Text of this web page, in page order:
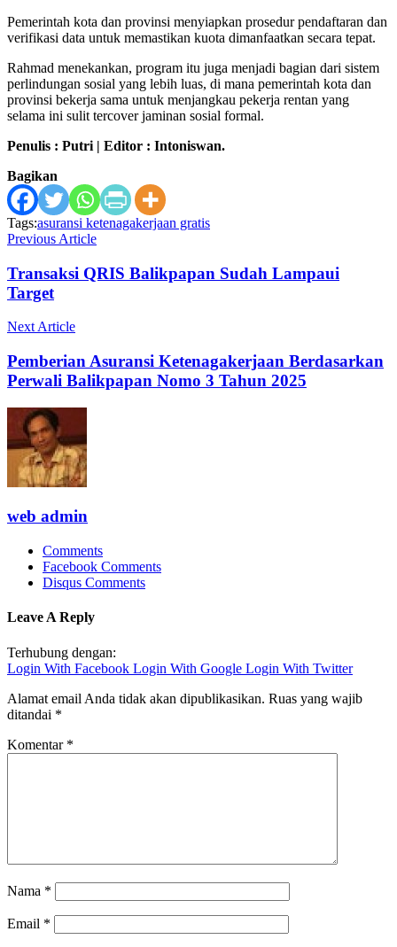
Pemerintah kota dan provinsi menyiapkan prosedur pendaftaran dan
verifikasi data untuk memastikan kuota dimanfaatkan secara tepat.
Rahmad menekankan, program itu juga menjadi bagian dari sistem
perlindungan sosial yang lebih luas, di mana pemerintah kota dan
provinsi bekerja sama untuk menjangkau pekerja rentan yang
selama ini sulit tercover jaminan sosial formal.
Penulis : Putri | Editor : Intoniswan.
Bagikan
Tags:asuransi ketenagakerjaan gratis
Previous Article
Transaksi QRIS Balikpapan Sudah Lampaui
Target
Next Article
Pemberian Asuransi Ketenagakerjaan Berdasarkan
Perwali Balikpapan Nomo 3 Tahun 2025
web admin
Comments
Facebook Comments
Disqus Comments
Leave A Reply
Terhubung dengan:
Login With Facebook Login With Google Login With Twitter
Alamat email Anda tidak akan dipublikasikan. Ruas yang wajib
ditandai *
Komentar *
Nama *
Email *